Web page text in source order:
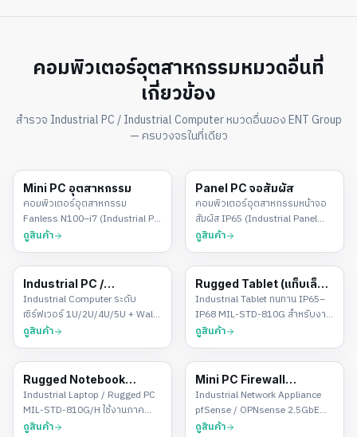
คอมพิวเตอร์อุตสาหกรรมหมวดอื่นที่
เกี่ยวข้อง
สำรวจ Industrial PC / Industrial Computer หมวดอื่นของ ENT Group
— ครบวงจรในที่เดียว
Mini PC อุตสาหกรรม
คอมพิวเตอร์อุตสาหกรรม
Fanless N100–i7 (Industrial PC
ขนาดเล็ก) สต็อกไทย
ดูสินค้า
Panel PC จอสัมผัส
คอมพิวเตอร์อุตสาหกรรมหน้าจอ
สัมผัส IP65 (Industrial Panel
PC) สำหรับ HMI/SCADA
ดูสินค้า
Industrial PC /
Rackmount Server
Industrial Computer ระดับ
เซิร์ฟเวอร์ 1U/2U/4U/5U + Wall-
Mount สำหรับโรงงาน
ดูสินค้า
Rugged Tablet (แท็บเล็
ตอุตสาหกรรม)
Industrial Tablet ทนทาน IP65–
IP68 MIL-STD-810G สำหรับงาน
ภาคสนาม
ดูสินค้า
Rugged Notebook
(โน้ตบุ๊คอุตสาหกรรม)
Industrial Laptop / Rugged PC
MIL-STD-810G/H ใช้งานภาค
สนามและโรงงาน
ดูสินค้า
Mini PC Firewall
อุตสาหกรรม
Industrial Network Appliance
pfSense / OPNsense 2.5GbE
Fanless
ดูสินค้า